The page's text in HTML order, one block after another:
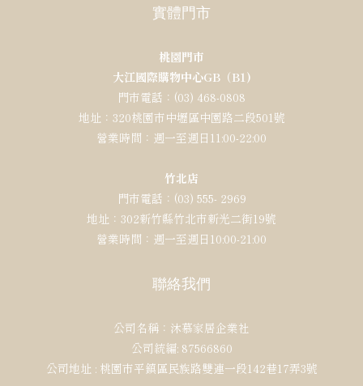
實體門市
桃園門市
大江國際購物中心GB（B1)
門市電話：(03) 468-0808
地址：320桃園市中壢區中園路二段501號
營業時間：週一至週日11:00-22:00
竹北店
門市電話：(03) 555- 2969
地址：302新竹縣竹北市新光二街19號
營業時間：週一至週日10:00-21:00
聯絡我們
公司名稱：沐慕家居企業社
公司統編: 87566860
公司地址 : 桃園市平鎮區民族路雙連一段142巷17弄3號